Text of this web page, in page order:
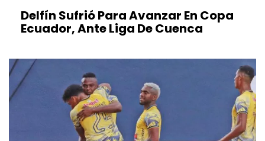
Delfín Sufrió Para Avanzar En Copa
Ecuador, Ante Liga De Cuenca